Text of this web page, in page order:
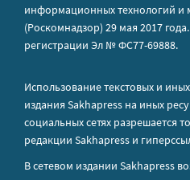
информационных технологий и
(Роскомнадзор) 29 мая 2017
регистрации Эл № ФС77-69888.
Использование текстовых и
издания Sakhapress на иных
социальных сетях разрешается
редакции Sakhapress и
В сетевом издании Sakhapress